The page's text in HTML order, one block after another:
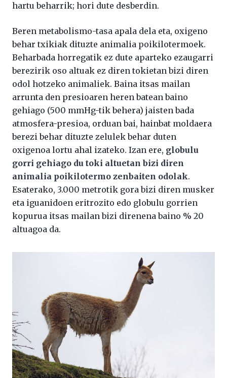
hartu beharrik; hori dute desberdin.
Beren metabolismo-tasa apala dela eta, oxigeno
behar txikiak dituzte animalia poikilotermoek.
Beharbada horregatik ez dute aparteko ezaugarri
berezirik oso altuak ez diren tokietan bizi diren
odol hotzeko animaliek. Baina itsas mailan
arrunta den presioaren heren batean baino
gehiago (500 mmHg-tik behera) jaisten bada
atmosfera-presioa, orduan bai, hainbat moldaera
berezi behar dituzte zelulek behar duten
oxigenoa lortu ahal izateko. Izan ere, globulu
gorri gehiago du toki altuetan bizi diren
animalia poikilotermo zenbaiten odolak.
Esaterako, 3.000 metrotik gora bizi diren musker
eta iguanidoen eritrozito edo globulu gorrien
kopurua itsas mailan bizi direnena baino % 20
altuagoa da.